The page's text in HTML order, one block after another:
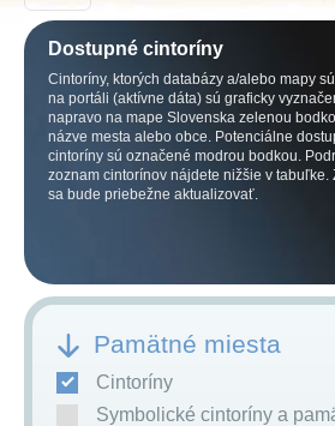
Dostupné cintoríny
Cintoríny, ktorých databázy a/alebo mapy
na portáli (aktívne dáta) sú graficky
napravo na mape Slovenska zelenou
názve mesta alebo obce. Potenciálne
cintoríny sú označené modrou bodkou.
zoznam cintorínov nájdete nižšie v tabuľke.
sa bude priebežne aktualizovať.
Pamätné miesta
Cintoríny
Symbolické cintoríny a